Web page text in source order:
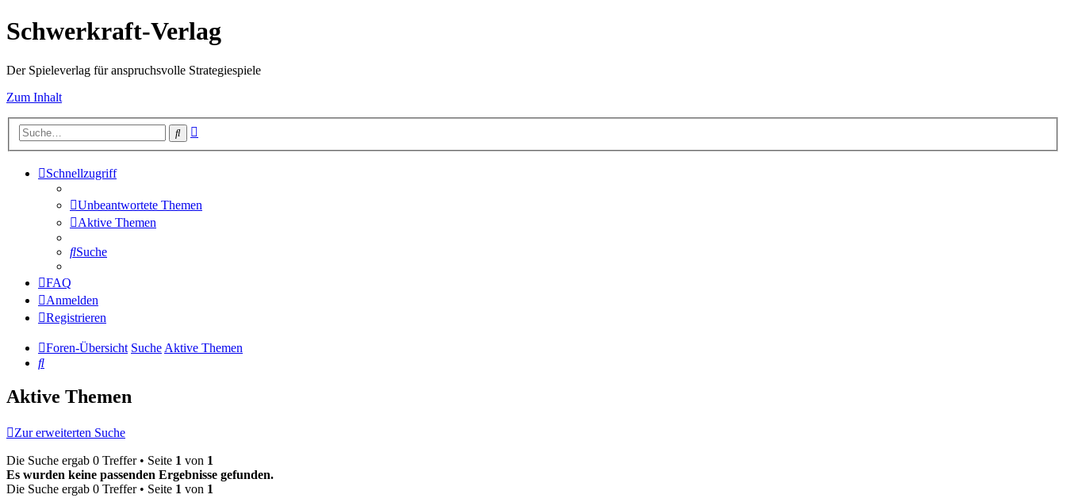
Schwerkraft-Verlag
Der Spieleverlag für anspruchsvolle Strategiespiele
Zum Inhalt
Suche
Schnellzugriff
Unbeantwortete Themen
Aktive Themen
Suche
FAQ
Anmelden
Registrieren
Foren-Übersicht SucheAktive Themen
Suche
Aktive Themen
Zur erweiterten Suche
Die Suche ergab 0 Treffer • Seite 1 von 1
Es wurden keine passenden Ergebnisse gefunden.
Die Suche ergab 0 Treffer • Seite 1 von 1